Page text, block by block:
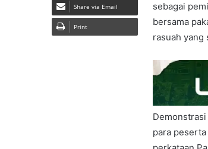
sebagai
bersama
rasuah yang
para
Share via Email
Print